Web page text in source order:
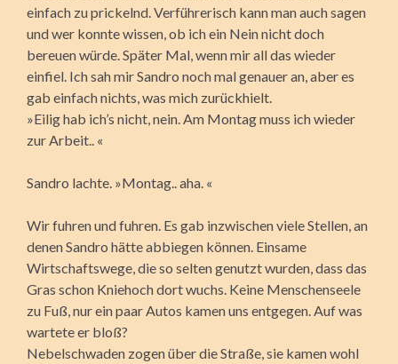
einfach zu prickelnd. Verführerisch kann man auch sagen
und wer konnte wissen, ob ich ein Nein nicht doch
bereuen würde. Später Mal, wenn mir all das wieder
einfiel. Ich sah mir Sandro noch mal genauer an, aber es
gab einfach nichts, was mich zurückhielt.
»Eilig hab ich’s nicht, nein. Am Montag muss ich wieder
zur Arbeit.. «
Sandro lachte. »Montag.. aha. «
Wir fuhren und fuhren. Es gab inzwischen viele Stellen, an
denen Sandro hätte abbiegen können. Einsame
Wirtschaftswege, die so selten genutzt wurden, dass das
Gras schon Kniehoch dort wuchs. Keine Menschenseele
zu Fuß, nur ein paar Autos kamen uns entgegen. Auf was
wartete er bloß?
Nebelschwaden zogen über die Straße, sie kamen wohl